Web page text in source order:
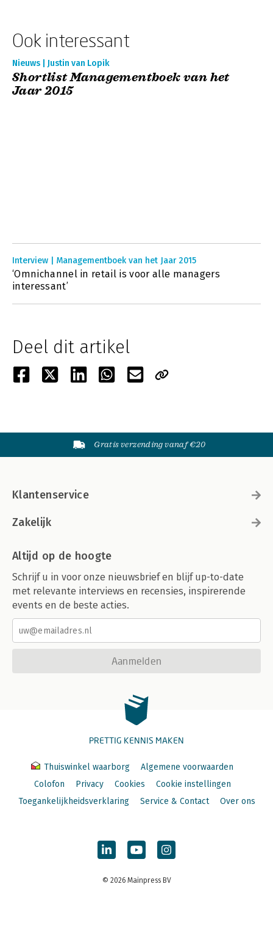
Ook interessant
Nieuws | Justin van Lopik
Shortlist Managementboek van het
Jaar 2015
Interview | Managementboek van het Jaar 2015
‘Omnichannel in retail is voor alle managers
interessant’
Deel dit artikel
Gratis verzending vanaf €20
Klantenservice
Zakelijk
Altijd op de hoogte
Schrijf u in voor onze nieuwsbrief en blijf up-to-date
met relevante interviews en recensies, inspirerende
events en de beste acties.
Aanmelden
PRETTIG KENNIS MAKEN
Thuiswinkel waarborg
Algemene voorwaarden
Colofon
Privacy Cookies
Cookie instellingen
Toegankelijkheidsverklaring
Service & Contact Over ons
© 2026 Mainpress BV